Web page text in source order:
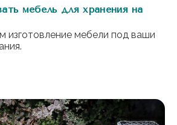
мебель для хранения на
изготовление мебели под ваши